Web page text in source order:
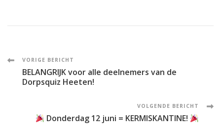
Post
Navigation
VORIGE BERICHT
BELANGRIJK voor alle deelnemers van de
Dorpsquiz Heeten!
VOLGENDE BERICHT
Donderdag 12 juni = KERMISKANTINE!